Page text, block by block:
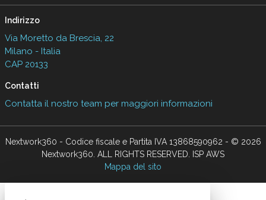
Indirizzo
Via Moretto da Brescia, 22
Milano - Italia
CAP 20133
Contatti
Contatta il nostro team per maggiori informazioni
Nextwork360 - Codice fiscale e Partita IVA 13868590962 - © 2026
Nextwork360. ALL RIGHTS RESERVED. ISP AWS
Mappa del sito